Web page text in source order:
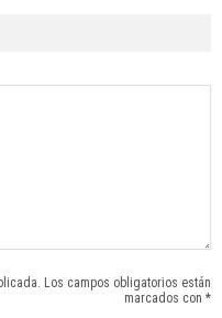
Los campos obligatorios están
marcados con *